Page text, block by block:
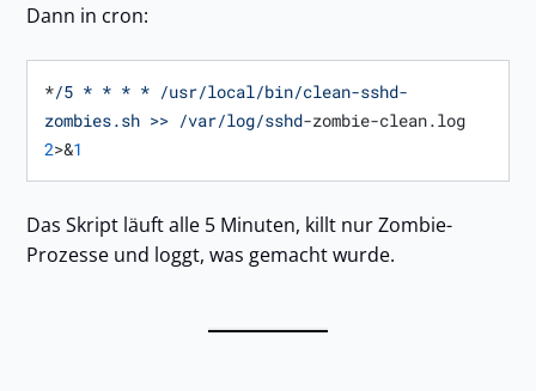
Dann in cron:
*/5 * * * * /usr/local/bin/clean-sshd-
zombies.sh >> /var/log/sshd
-zombie-clean.log
2>&1
Das Skript läuft alle 5 Minuten, killt nur Zombie-
Prozesse und loggt, was gemacht wurde.